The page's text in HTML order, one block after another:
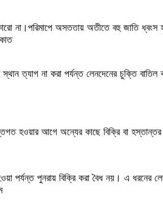
না।পরিমাপে অসততায় অতীতে বহু জাতি ধ্বংস
ত্যাগ না করা পর্যন্ত লেনদেনের চুক্তি
হওয়ার আগে অন্যের কাছে বিক্রি বা হস্তান্তর
পর্যন্ত পুনরায় বিক্রি করা বৈধ নয়। এ ধরনের